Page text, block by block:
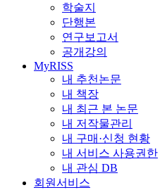
학술지
단행본
연구보고서
공개강의
MyRISS
내 추천논문
내 책장
내 최근 본 논문
내 저작물관리
내 구매·신청 현황
내 서비스 사용권한
내 관심 DB
회원서비스